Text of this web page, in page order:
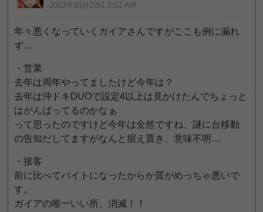
2023年10月22日 2:51 AM
年々悪くなっていくガイアさんですがここも例に漏れ
ず…
・営業
去年は周年やってましたけど今年は？
去年は沖ドキDUOで設定4以上は見かけたんでちょっと
はがんばってるのかなぁ
って思ったのですけど今年は全然ですね、謎に台移動
の告知だしてますがなんと据え置き、意味不明…
・接客
前に比べてバイトになったからか質がめっちゃ悪いで
す。
ガイアの唯一いい所、消滅！！